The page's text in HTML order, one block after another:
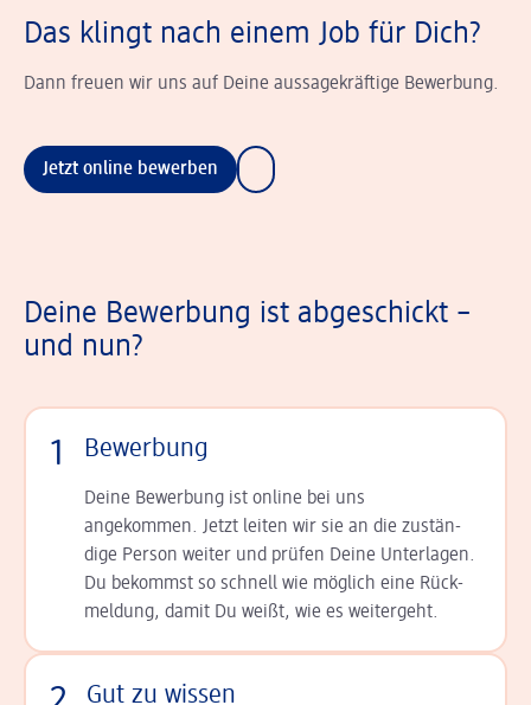
Das klingt nach einem Job für Dich?
Dann freuen wir uns auf Deine aussagekräftige Bewerbung.
Jetzt online bewerben
Deine Bewerbung ist abgeschickt –
und nun?
1 Bewerbung
Deine Bewerbung ist online bei uns
angekommen. Jetzt leiten wir sie an die zu­stän­
dige Person weiter und prüfen Deine Unterlagen.
Du bekommst so schnell wie möglich eine Rück­
meldung, damit Du weißt, wie es weitergeht.
Gut zu wissen